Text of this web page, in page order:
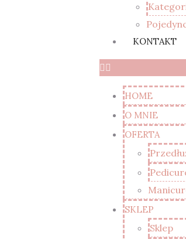
KONTAKT
HOME
O MNIE
OFERTA
SKLEP
Sklep